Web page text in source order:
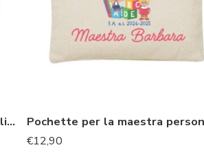
Astuccio per la maestra personalizzata regalo fine anno
€12,90